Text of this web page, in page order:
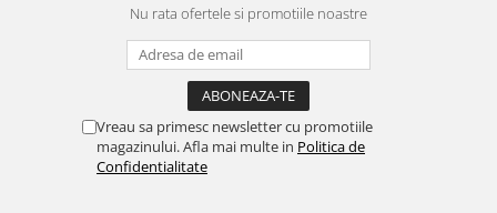
Nu rata ofertele si promotiile noastre
Vreau sa primesc newsletter cu promotiile
magazinului. Afla mai multe in Politica de
Confidentialitate